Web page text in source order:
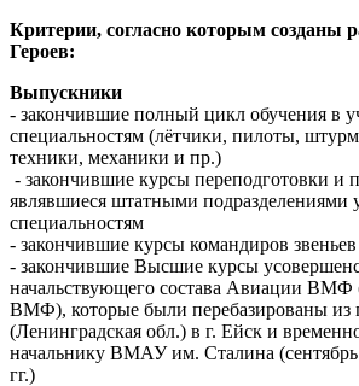
Критерии, согласно которым созданы
Героев:
Выпускники
- закончившие полный цикл обучения в
специальностям (лётчики, пилоты,
техники, механики и пр.)
- закончившие курсы переподготовки и
являвшиеся штатными
специальностям
- закончившие курсы командиров
- закончившие Высшие курсы
начальствующего состава Авиации
ВМФ), которые были перебазированы из
(Ленинградская обл.) в г. Ейск и
начальнику ВМАУ им. Сталина (сентябрь
гг.)